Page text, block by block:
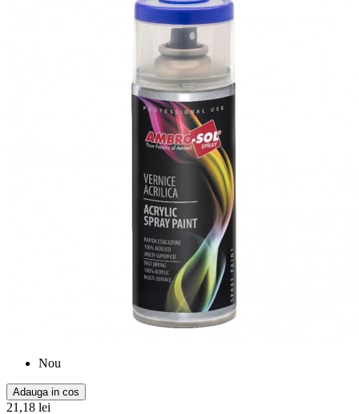
Nou
Adauga in cos
21,18 lei